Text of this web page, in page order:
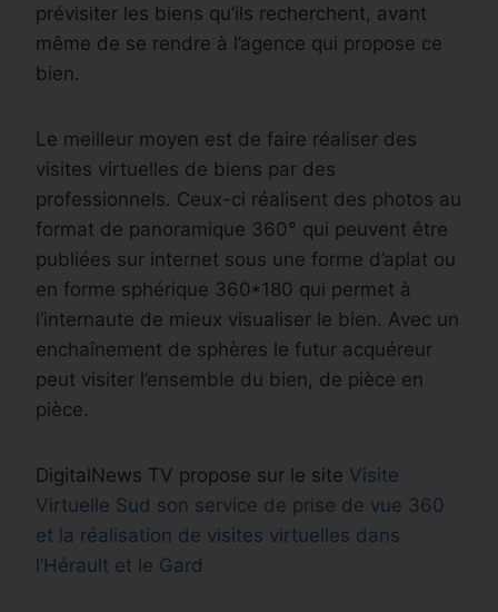
prévisiter les biens qu’ils recherchent, avant
même de se rendre à l’agence qui propose ce
bien.
Le meilleur moyen est de faire réaliser des
visites virtuelles de biens par des
professionnels. Ceux-ci réalisent des photos au
format de panoramique 360° qui peuvent être
publiées sur internet sous une forme d’aplat ou
en forme sphérique 360*180 qui permet à
l’internaute de mieux visualiser le bien. Avec un
enchaînement de sphères le futur acquéreur
peut visiter l’ensemble du bien, de pièce en
pièce.
DigitalNews TV propose sur le site Visite
Virtuelle Sud son service de prise de vue 360
et la réalisation de visites virtuelles dans
l’Hérault et le Gard